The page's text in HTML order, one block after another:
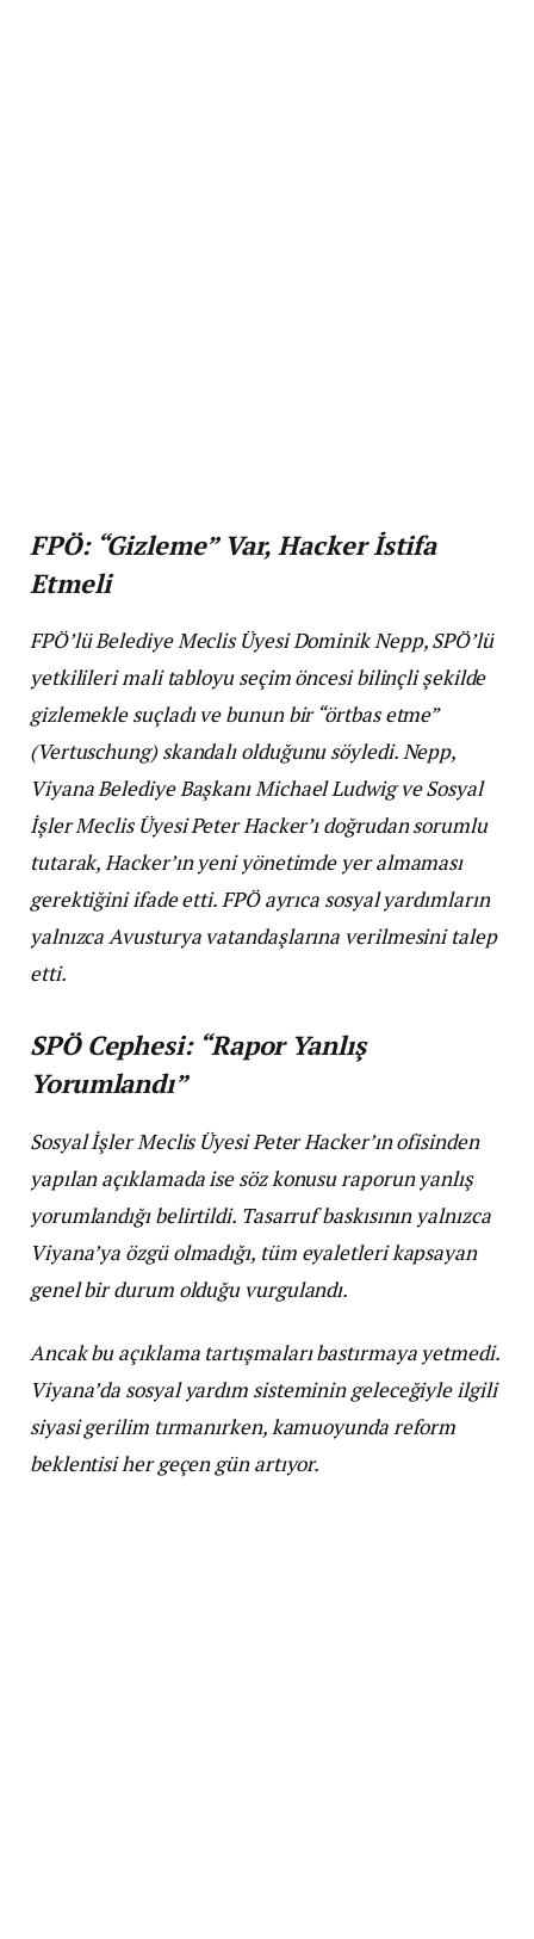
FPÖ: “Gizleme” Var, Hacker İstifa
Etmeli
FPÖ’lü Belediye Meclis Üyesi Dominik Nepp, SPÖ’lü
yetkilileri mali tabloyu seçim öncesi bilinçli şekilde
gizlemekle suçladı ve bunun bir “örtbas etme”
(Vertuschung) skandalı olduğunu söyledi. Nepp,
Viyana Belediye Başkanı Michael Ludwig ve Sosyal
İşler Meclis Üyesi Peter Hacker’ı doğrudan sorumlu
tutarak, Hacker’ın yeni yönetimde yer almaması
gerektiğini ifade etti. FPÖ ayrıca sosyal yardımların
yalnızca Avusturya vatandaşlarına verilmesini talep
etti.
SPÖ Cephesi: “Rapor Yanlış
Yorumlandı”
Sosyal İşler Meclis Üyesi Peter Hacker’ın ofisinden
yapılan açıklamada ise söz konusu raporun yanlış
yorumlandığı belirtildi. Tasarruf baskısının yalnızca
Viyana’ya özgü olmadığı, tüm eyaletleri kapsayan
genel bir durum olduğu vurgulandı.
Ancak bu açıklama tartışmaları bastırmaya yetmedi.
Viyana’da sosyal yardım sisteminin geleceğiyle ilgili
siyasi gerilim tırmanırken, kamuoyunda reform
beklentisi her geçen gün artıyor.